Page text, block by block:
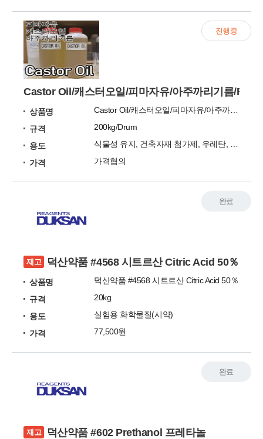
Castor Oil/캐스터오일/피마자유/아주까리기름/
상품명
Castor Oil/캐스터오일/피마자유/아주까리기름/Ricinus/castrol/Ricinus Communis/피마자기름/캐스터유/씨플러스씨
규격
200kg/Drum
용도
가격
가격협의
진행중
재고 덕산약품 #4568 시트르산 Citric Acid 50％
상품명
덕산약품 #4568 시트르산 Citric Acid 50％
규격
20kg
용도
실험용 화학물질(시약)
가격
77,500원
완료
재고 덕산약품 #602 Prethanol 프레타놀
완료